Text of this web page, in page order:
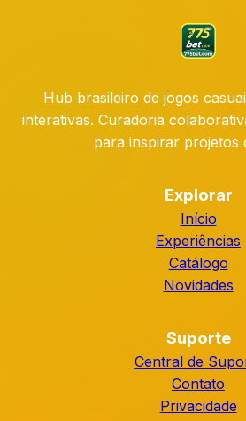
Hub brasileiro de jogos
interativas. Curadoria
para inspirar projetos
Explorar
Início
Experiências
Catálogo
Novidades
Suporte
Central de
Contato
Privacidade